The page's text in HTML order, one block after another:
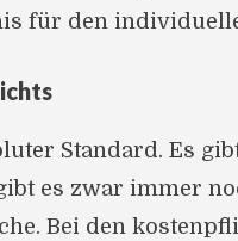
für den
Standard. Es
es zwar immer
Bei den